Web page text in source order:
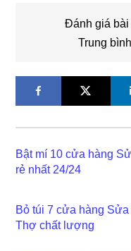
Đánh giá bài
Trung
Bật mí 10 cửa hàng
rẻ nhất 24/24
Bỏ túi 7 cửa hàng
Thợ chất lượng